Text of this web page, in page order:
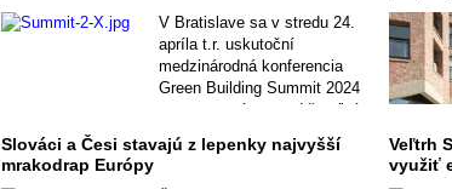
V Bratislave sa v stredu 24.
apríla t.r. uskutoční
medzinárodná konferencia
Green Building Summit 2024
so zameraním na udržateľné
stavebníctve.
Slováci a Česi stavajú z lepenky najvyšší
mrakodrap Európy
Veľtrh
využiť